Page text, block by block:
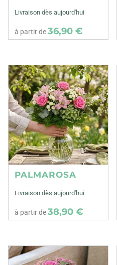
Livraison dès aujourd'hui
à partir de36,90 €
PALMAROSA
Livraison dès aujourd'hui
à partir de38,90 €